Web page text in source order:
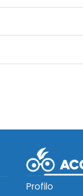
Profilo